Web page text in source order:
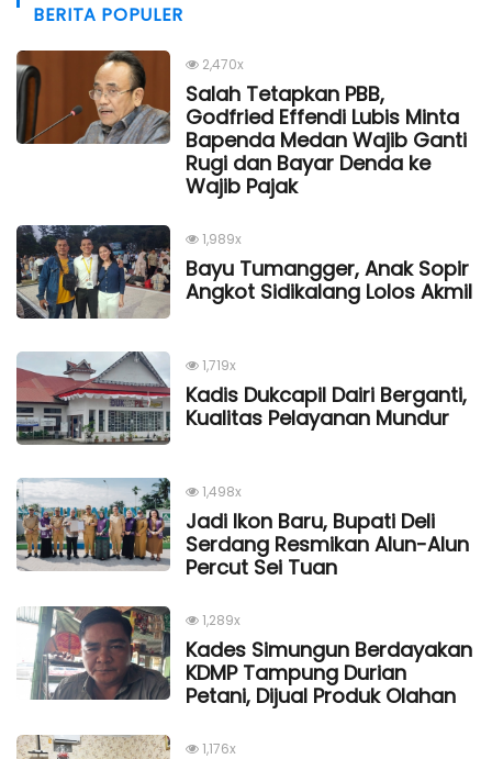
BERITA POPULER
2,470x
Salah Tetapkan PBB,
Godfried Effendi Lubis Minta
Bapenda Medan Wajib Ganti
Rugi dan Bayar Denda ke
Wajib Pajak
1,989x
Bayu Tumangger, Anak Sopir
Angkot Sidikalang Lolos Akmil
1,719x
Kadis Dukcapil Dairi Berganti,
Kualitas Pelayanan Mundur
1,498x
Jadi Ikon Baru, Bupati Deli
Serdang Resmikan Alun-Alun
Percut Sei Tuan
1,289x
Kades Simungun Berdayakan
KDMP Tampung Durian
Petani, Dijual Produk Olahan
1,176x